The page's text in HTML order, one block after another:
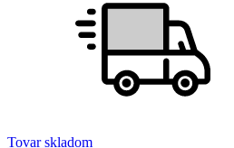
Tovar skladom